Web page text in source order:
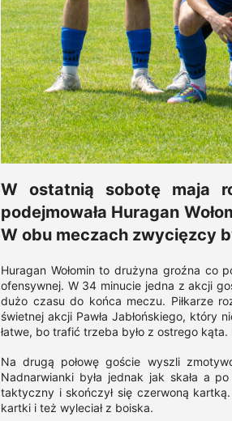
W ostatnią sobotę maja
podejmowała Huragan
W obu meczach zwycięzcy
Huragan Wołomin to drużyna groźna
ofensywnej. W 34 minucie jedna z akcji
dużo czasu do końca meczu. Piłkarze
świetnej akcji Pawła Jabłońskiego, który
łatwe, bo trafić trzeba było z ostrego
Na drugą połowę goście wyszli
Nadnarwianki była jednak jak skała a
taktyczny i skończył się czerwoną
kartki i też wyleciał z boiska.